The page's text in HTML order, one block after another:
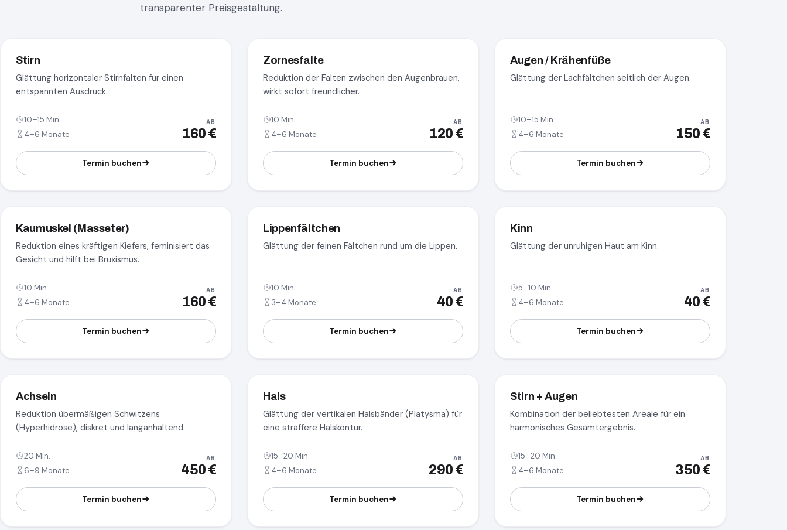
transparenter Preisgestaltung.
Stirn
Glättung horizontaler Stirnfalten für einen
entspannten Ausdruck.
10–15 Min.
4–6 Monate
AB
160 €
Termin buchen
Zornesfalte
Reduktion der Falten zwischen den Augenbrauen,
wirkt sofort freundlicher.
10 Min.
4–6 Monate
AB
120 €
Termin buchen
Augen / Krähenfüße
Glättung der Lachfältchen seitlich der Augen.
10–15 Min.
4–6 Monate
AB
150 €
Termin buchen
Kaumuskel (Masseter)
Reduktion eines kräftigen Kiefers, feminisiert das
Gesicht und hilft bei Bruxismus.
10 Min.
4–6 Monate
AB
160 €
Termin buchen
Lippenfältchen
Glättung der feinen Fältchen rund um die Lippen.
10 Min.
3–4 Monate
AB
40 €
Termin buchen
Kinn
Glättung der unruhigen Haut am Kinn.
5–10 Min.
4–6 Monate
AB
40 €
Termin buchen
Achseln
Reduktion übermäßigen Schwitzens
(Hyperhidrose), diskret und langanhaltend.
20 Min.
6–9 Monate
AB
450 €
Termin buchen
Hals
Glättung der vertikalen Halsbänder (Platysma) für
eine straffere Halskontur.
15–20 Min.
4–6 Monate
AB
290 €
Termin buchen
Stirn + Augen
Kombination der beliebtesten Areale für ein
harmonisches Gesamtergebnis.
15–20 Min.
4–6 Monate
AB
350 €
Termin buchen